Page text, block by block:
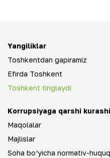
Yangiliklar
Toshkentdan gapiramiz
Efirda Toshkent
Toshkent tinglaydi
Korrupsiyaga qarshi
Maqolalar
Majlislar
Soha bo‘yicha normativ-